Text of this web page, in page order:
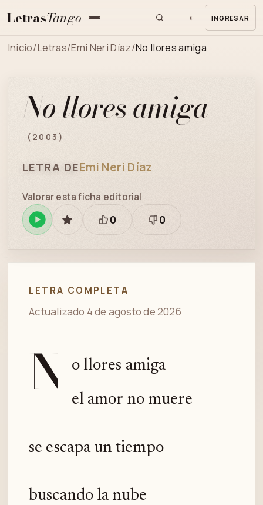
LetrasTango ◐ INGRESAR
Inicio/Letras/Emi Neri Díaz/No llores amiga
No llores amiga
(2003)
LETRA DEEmi Neri Díaz
ReproducirGUARDAR
Valorar esta ficha editorial
Está
0
Necesita
0
LETRA COMPLETA
Actualizado 4 de agosto de 2026
N o llores amiga
el amor no muere
se escapa un tiempo
buscando la nube